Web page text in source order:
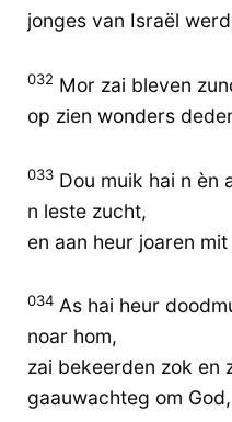
jonges van Israël
032 Mor zai bleven
op zien wonders
033 Dou muik hai n èn
n leste zucht,
en aan heur joaren
034 As hai heur
noar hom,
zai bekeerden zok en
gaauwachteg om God,